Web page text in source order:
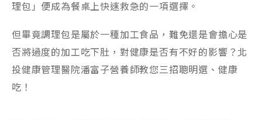
理包」便成為餐桌上快速救急的一項選擇。
但畢竟調理包是屬於一種加工食品，難免還是會擔心是
否將過度的加工吃下肚，對健康是否有不好的影響？北
投健康管理醫院潘富子營養師教您三招聰明選、健康
吃！